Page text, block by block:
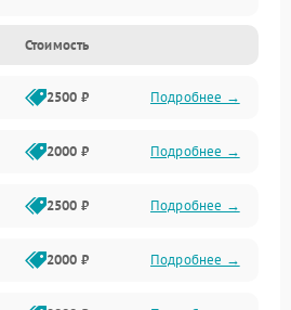
Стоимость
2500 ₽ Подробнее →
2000 ₽ Подробнее →
2500 ₽ Подробнее →
2000 ₽ Подробнее →